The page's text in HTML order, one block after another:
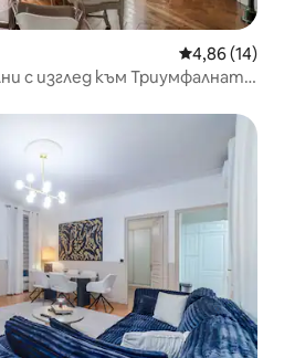
Средна
4,86 (14)
с изглед към Триумфалната